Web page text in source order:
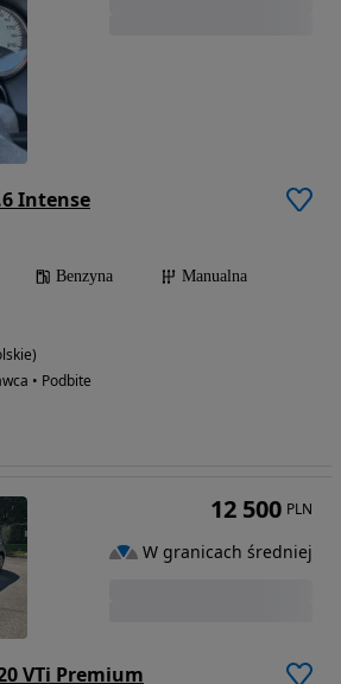
Intense
Benzyna
Manualna
• Podbite
VTi Premium
12 500 PLN
W granicach średniej